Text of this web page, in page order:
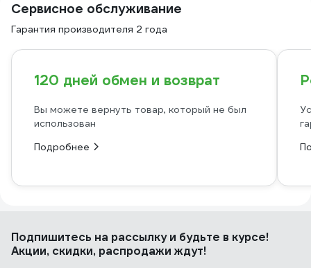
Сервисное обслуживание
Гарантия производителя 2 года
120 дней обмен и возврат
Вы можете вернуть товар, который не был
использован
Подробнее
Подпишитесь на рассылкуи будьте в курсе!
Акции, скидки, распродажи ждут!